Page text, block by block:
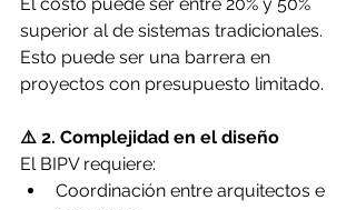
El costo puede ser entre 20% y 50%
superior al de sistemas tradicionales.
Esto puede ser una barrera en
proyectos con presupuesto limitado.
⚠️ 2. Complejidad en el diseño
El BIPV requiere:
Coordinación entre arquitectos e